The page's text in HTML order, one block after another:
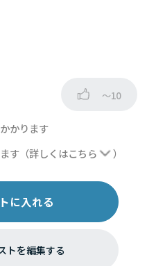
～10
かります
す（詳しくはこちら ）
に入れる
トを編集する